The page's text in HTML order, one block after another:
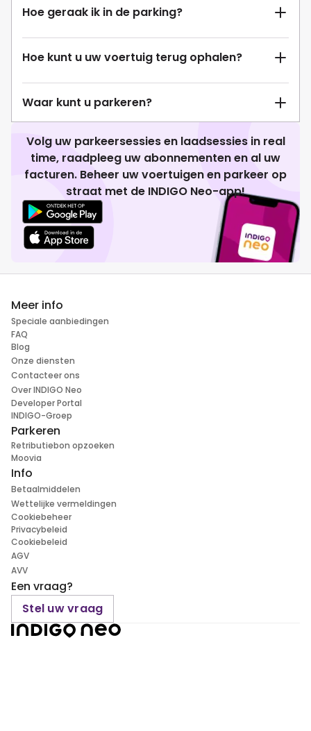
Hoe geraak ik in de parking?
Hoe kunt u uw voertuig terug ophalen?
Waar kunt u parkeren?
Volg uw parkeersessies en laadsessies in real
time, raadpleeg uw abonnementen en al uw
facturen. Beheer uw voertuigen en parkeer op
straat met de INDIGO Neo-app!
Meer info
Speciale aanbiedingen
FAQ
Blog
Onze diensten
Contacteer ons
Over INDIGO Neo
Developer Portal
INDIGO-Groep
Parkeren
Retributiebon opzoeken
Moovia
Info
Betaalmiddelen
Wettelijke vermeldingen
Cookiebeheer
Privacybeleid
Cookiebeleid
AGV
AVV
Een vraag?
Stel uw vraag